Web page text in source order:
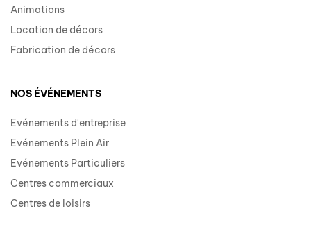
Animations
Location de décors
Fabrication de décors
NOS ÉVÉNEMENTS
Evénements d'entreprise
Evénements Plein Air
Evénements Particuliers
Centres commerciaux
Centres de loisirs